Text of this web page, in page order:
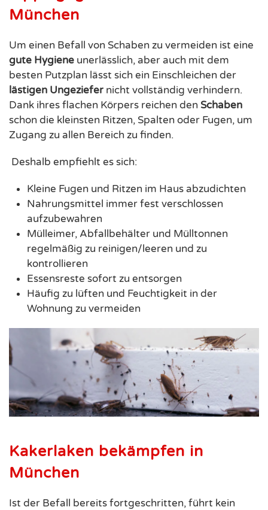
München
Um einen Befall von Schaben zu vermeiden ist eine
gute Hygiene unerlässlich, aber auch mit dem
besten Putzplan lässt sich ein Einschleichen der
lästigen Ungeziefer nicht vollständig verhindern.
Dank ihres flachen Körpers reichen den Schaben
schon die kleinsten Ritzen, Spalten oder Fugen, um
Zugang zu allen Bereich zu finden.
Deshalb empfiehlt es sich:
Kleine Fugen und Ritzen im Haus abzudichten
Nahrungsmittel immer fest verschlossen
aufzubewahren
Mülleimer, Abfallbehälter und Mülltonnen
regelmäßig zu reinigen/leeren und zu
kontrollieren
Essensreste sofort zu entsorgen
Häufig zu lüften und Feuchtigkeit in der
Wohnung zu vermeiden
Kakerlaken bekämpfen in
München
Ist der Befall bereits fortgeschritten, führt kein